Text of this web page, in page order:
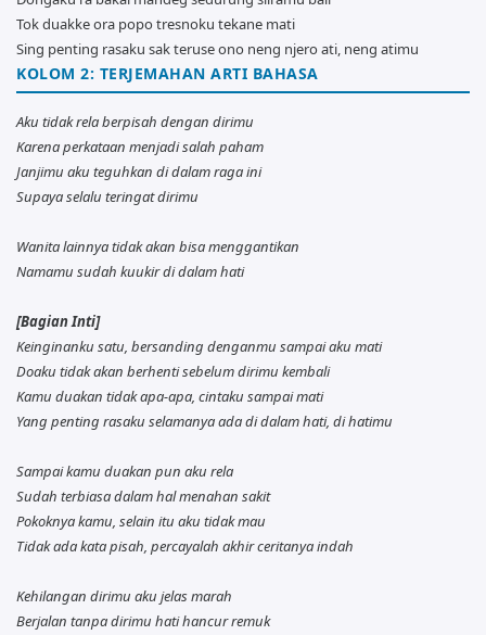
Tok duakke ora popo tresnoku tekane mati
Sing penting rasaku sak teruse ono neng njero ati, neng atimu
KOLOM 2: TERJEMAHAN ARTI BAHASA
Aku tidak rela berpisah dengan dirimu
Karena perkataan menjadi salah paham
Janjimu aku teguhkan di dalam raga ini
Supaya selalu teringat dirimu
Wanita lainnya tidak akan bisa menggantikan
Namamu sudah kuukir di dalam hati
[Bagian Inti]
Keinginanku satu, bersanding denganmu sampai aku mati
Doaku tidak akan berhenti sebelum dirimu kembali
Kamu duakan tidak apa-apa, cintaku sampai mati
Yang penting rasaku selamanya ada di dalam hati, di hatimu
Sampai kamu duakan pun aku rela
Sudah terbiasa dalam hal menahan sakit
Pokoknya kamu, selain itu aku tidak mau
Tidak ada kata pisah, percayalah akhir ceritanya indah
Kehilangan dirimu aku jelas marah
Berjalan tanpa dirimu hati hancur remuk